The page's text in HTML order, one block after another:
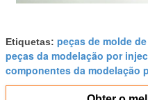
Etiquetas: peças de molde
peças da modelação por
componentes da modelação